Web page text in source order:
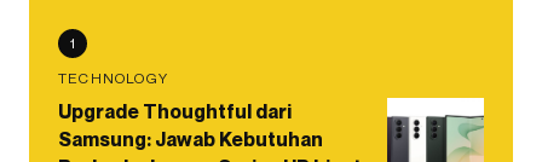
1
TECHNOLOGY
Upgrade Thoughtful dari
Samsung: Jawab Kebutuhan